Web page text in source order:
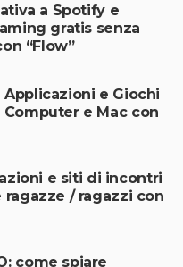
a Spotify e
gratis senza
“Flow”
e Giochi
Computer e Mac con
e siti di incontri
ragazze / ragazzi con
come spiare